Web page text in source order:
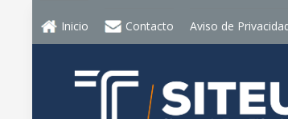
Inicio Contacto Aviso de